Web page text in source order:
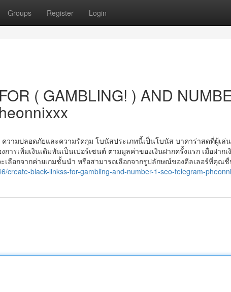
Groups Register Login
( GAMBLING! ) AND
วามปลอดภัยและความรัดกุม โบนัสประเภทนี้เป็นโบนัส บาคาร่าสดที่ผู้เล่
รเพิ่มเงินเดิมพันเป็นเปอร์เซนต์ ตามมูลค่าของเงินฝากครั้งแรก เมื่อฝากเ
ลือกจากค่ายเกมชั้นนำ หรือสามารถเลือกจากรูปลักษณ์ของดีลเลอร์ที่คุณ
create-black-linkss-for-gambling-and-number-1-seo-telegram-